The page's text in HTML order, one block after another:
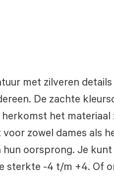
met zilveren details
De zachte
het materiaal
zowel dames als
oorsprong. Je
sterkte -4 t/m +4. Of